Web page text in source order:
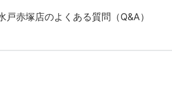
戸赤塚店のよくある質問（Q&A）